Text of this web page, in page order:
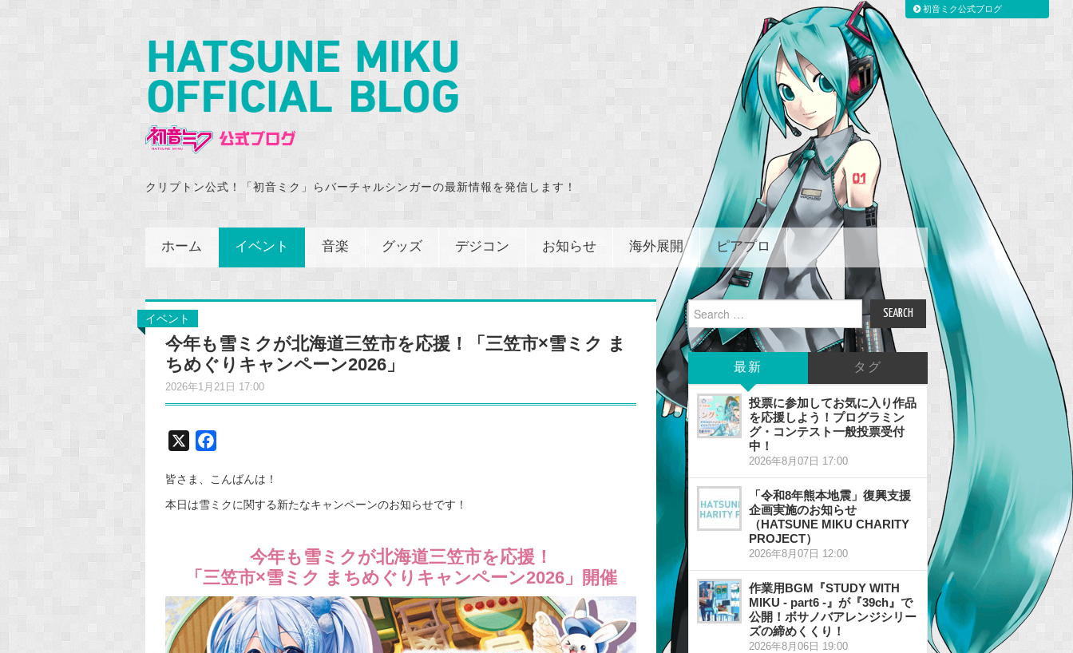
クリプトン公式！「初音ミク」らバーチャルシンガーの最新情報を発信します！
ホーム イベント 音楽 グッズ デジコン お知らせ 海外展開 ピアプロ
イベント
今年も雪ミクが北海道三笠市を応援！「三笠市×雪ミク ま
ちめぐりキャンペーン2026」
2026年1月21日 17:00
c
e
k
皆さま、こんばんは！
本日は雪ミクに関する新たなキャンペーンのお知らせです！
今年も雪ミクが北海道三笠市を応援！
「三笠市×雪ミク まちめぐりキャンペーン2026」開催
Search
for:
最新 タグ
投票に参加してお気に入り作品
を応援しよう！プログラミン
グ・コンテスト一般投票受付
中！
2026年8月07日 17:00
「令和8年熊本地震」復興支援
企画実施のお知らせ
（HATSUNE MIKU CHARITY
PROJECT）
2026年8月07日 12:00
作業用BGM『STUDY WITH
MIKU - part6 -』が『39ch』で
公開！ボサノバアレンジシリー
ズの締めくくり！
2026年8月06日 19:00
初音ミク公式ブログ